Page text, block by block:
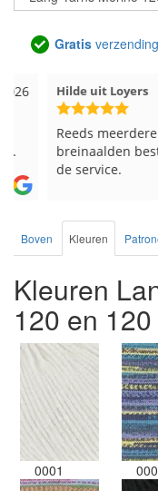
Gratis verzending
Hilde uit Loyers
Reeds meerdere
breinaalden
de service.
Boven Kleuren
Kleuren
120 en
0001